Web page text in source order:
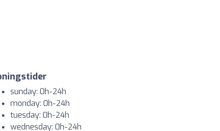
sunday: 0h-24h
monday: 0h-24h
tuesday: 0h-24h
wednesday: 0h-24h